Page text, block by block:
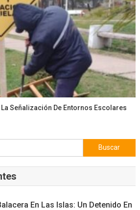
Señalización De Entornos Escolares
Buscar:
En Las Islas: Un Detenido En